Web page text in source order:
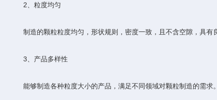
‌2、粒度均匀‌
制造的颗粒粒度均匀，形状规则，密度一致，且不含空隙，具有
‌3、产品多样性‌
能够制造各种粒度大小的产品，满足不同领域对颗粒制造的需求